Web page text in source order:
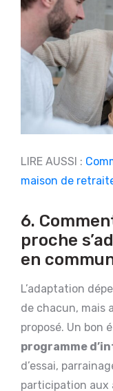
LIRE AUSSI :
maison de
6.
proche
en
L’adaptation
de chacun, mais
proposé. Un bon
programme
d’essai,
participation aux